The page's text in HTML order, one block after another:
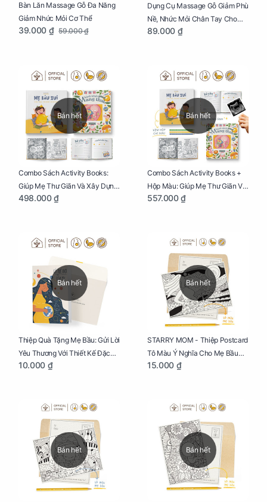
Bàn Lăn Massage Gỗ Đa Năng
Giảm Nhức Mỏi Cơ Thể
39.000 ₫ 59.000 ₫
Dụng Cụ Massage Gỗ Giảm Phù
Nề, Nhức Mỏi Chân Tay Cho
Mẹ Bầu
89.000 ₫
Bán hết
Combo Sách Activity Books:
Giúp Mẹ Thư Giãn Và Xây Dựng
Thai Kỳ Chu Đáo
498.000 ₫
Bán hết
Combo Sách Activity Books +
Hộp Màu: Giúp Mẹ Thư Giãn Và
Xây Dựng Thai Kỳ Chu Đáo
557.000 ₫
Bán hết
Thiệp Quà Tặng Mẹ Bầu: Gửi Lời
Yêu Thương Với Thiết Kế Đặc
Biệt Dành Riêng Cho Mẹ Bầu
10.000 ₫
Bán hết
STARRY MOM - Thiệp Postcard
Tô Màu Ý Nghĩa Cho Mẹ Bầu
Sáng Tạo, Thư Giãn Và Hạnh
15.000 ₫
Bán hết Bán hết